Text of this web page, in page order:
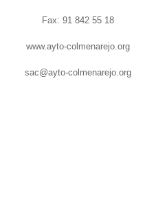
Fax: 91 842 55 18
www.ayto-colmenarejo.org
sac@ayto-colmenarejo.org